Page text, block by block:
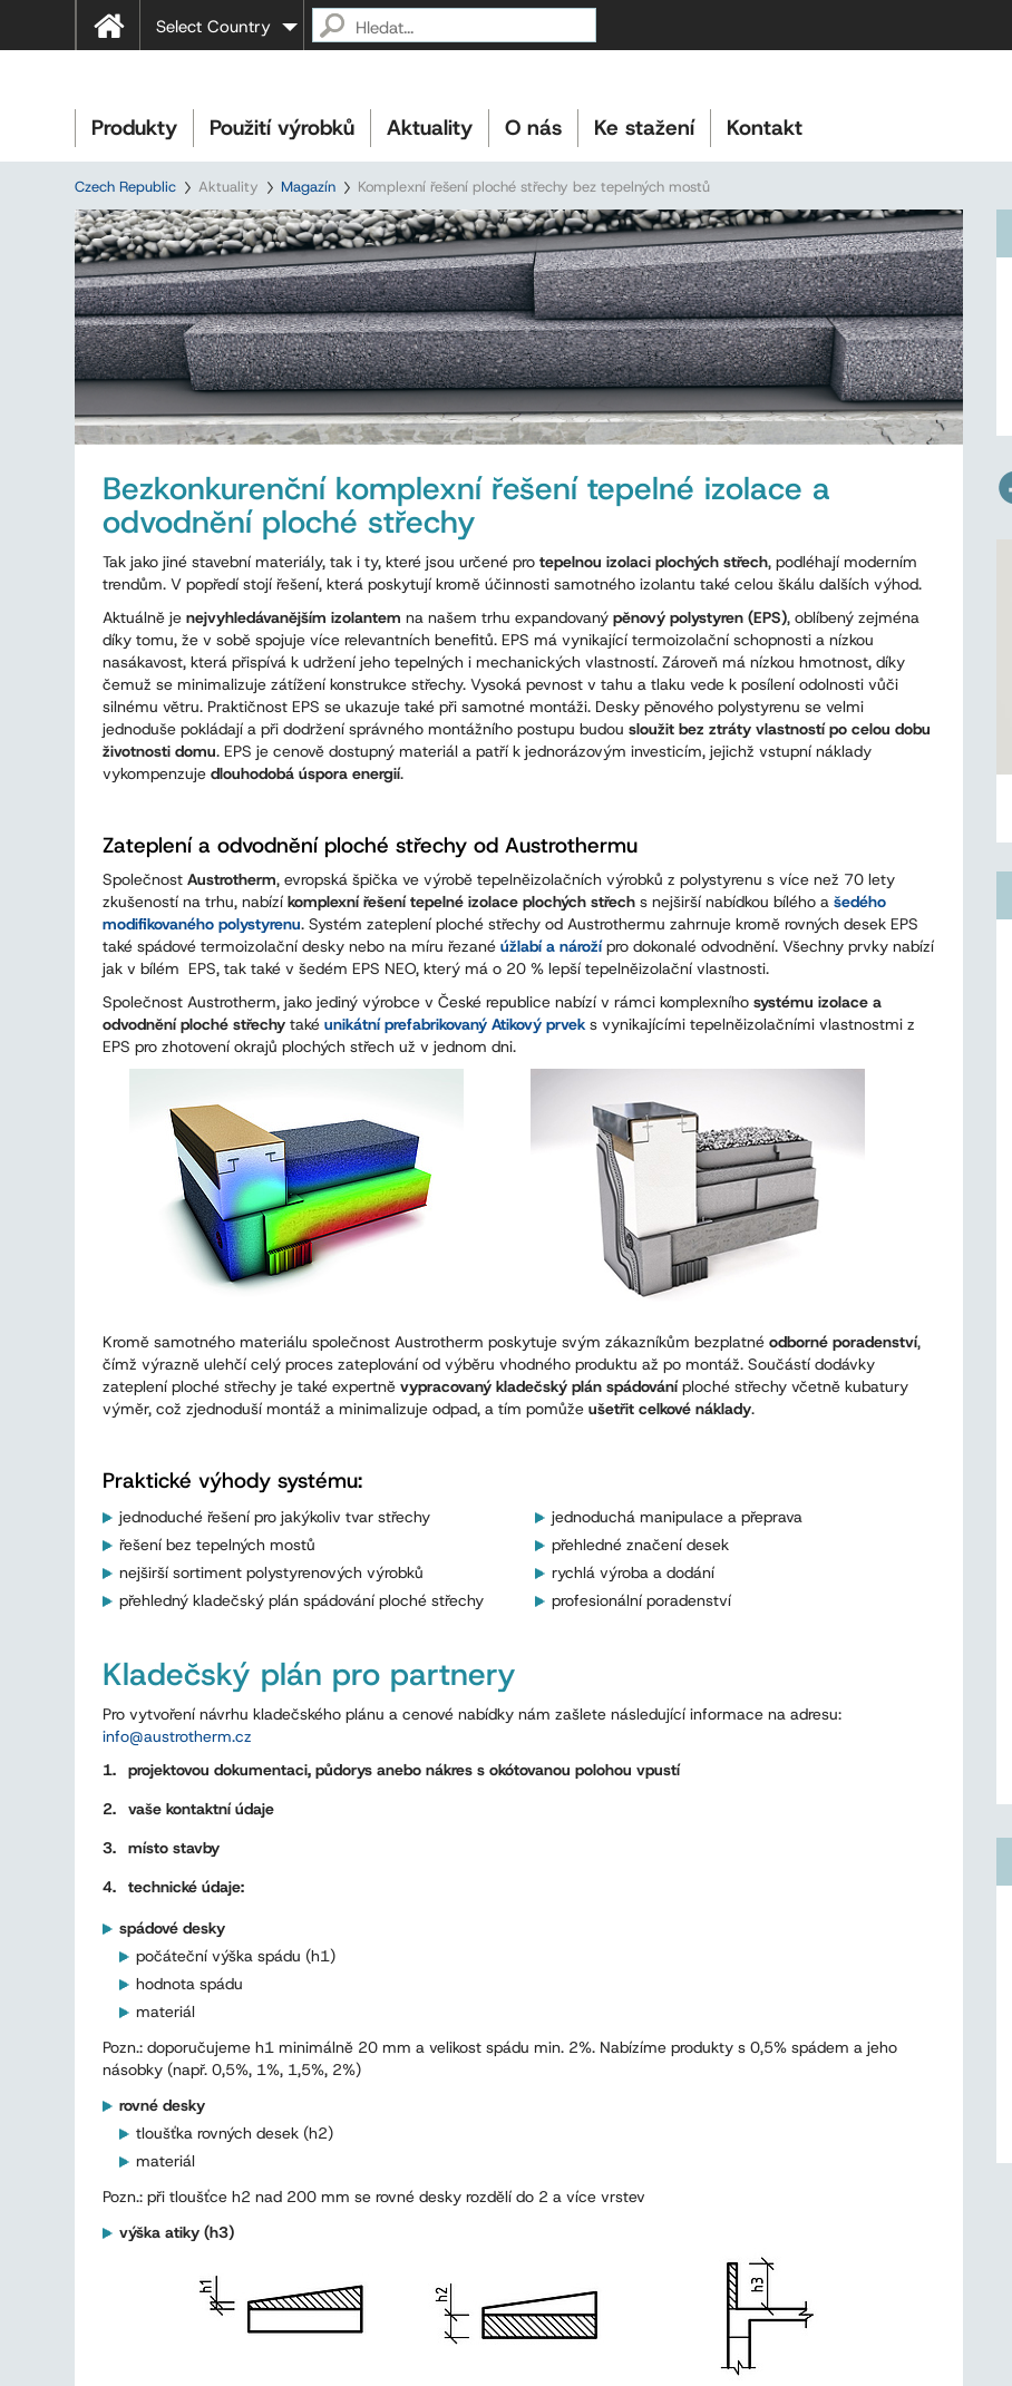
Select Country
Produkty Použití výrobků Aktuality O nás Ke stažení Kontakt
Czech Republic Aktuality Magazín Komplexní řešení ploché střechy bez tepelných mostů
Bezkonkurenční komplexní řešení tepelné izolace a
odvodnění ploché střechy
Tak jako jiné stavební materiály, tak i ty, které jsou určené pro tepelnou izolaci plochých střech, podléhají moderním
trendům. V popředí stojí řešení, která poskytují kromě účinnosti samotného izolantu také celou škálu dalších výhod.
Aktuálně je nejvyhledávanějším izolantem na našem trhu expandovaný pěnový polystyren (EPS), oblíbený zejména
díky tomu, že v sobě spojuje více relevantních benefitů. EPS má vynikající termoizolační schopnosti a nízkou
nasákavost, která přispívá k udržení jeho tepelných i mechanických vlastností. Zároveň má nízkou hmotnost, díky
čemuž se minimalizuje zátížení konstrukce střechy. Vysoká pevnost v tahu a tlaku vede k posílení odolnosti vůči
silnému větru. Praktičnost EPS se ukazuje také při samotné montáži. Desky pěnového polystyrenu se velmi
jednoduše pokládají a při dodržení správného montážního postupu budou sloužit bez ztráty vlastností po celou dobu
životnosti domu. EPS je cenově dostupný materiál a patří k jednorázovým investicím, jejichž vstupní náklady
vykompenzuje dlouhodobá úspora energií.
Zateplení a odvodnění ploché střechy od Austrothermu
Společnost Austrotherm, evropská špička ve výrobě tepelněizolačních výrobků z polystyrenu s více než 70 lety
zkušeností na trhu, nabízí komplexní řešení tepelné izolace plochých střech s nejširší nabídkou bílého a šedého
modifikovaného polystyrenu. Systém zateplení ploché střechy od Austrothermu zahrnuje kromě rovných desek EPS
také spádové termoizolační desky nebo na míru řezané úžlabí a nárožípro dokonalé odvodnění. Všechny prvky nabízí
jak v bílém EPS, tak také v šedém EPS NEO, který má o 20 % lepší tepelněizolační vlastnosti.
Společnost Austrotherm, jako jediný výrobce v České republice nabízí v rámci komplexního systému izolace a
odvodnění ploché střechy také unikátní prefabrikovaný Atikový prveks vynikajícími tepelněizolačními vlastnostmi z
EPS pro zhotovení okrajů plochých střech už v jednom dni.
Kromě samotného materiálu společnost Austrotherm poskytuje svým zákazníkům bezplatné odborné poradenství,
čímž výrazně ulehčí celý proces zateplování od výběru vhodného produktu až po montáž. Součástí dodávky
zateplení ploché střechy je také expertně vypracovaný kladečský plán spádováníploché střechy včetně kubatury
výměr, což zjednoduší montáž a minimalizuje odpad, a tím pomůže ušetřit celkové náklady.
Praktické výhody systému:
jednoduché řešení pro jakýkoliv tvar střechy
řešení bez tepelných mostů
nejširší sortiment polystyrenových výrobků
přehledný kladečský plán spádování ploché střechy
jednoduchá manipulace a přeprava
přehledné značení desek
rychlá výroba a dodání
profesionální poradenství
Kladečský plán pro partnery
Pro vytvoření návrhu kladečského plánu a cenové nabídky nám zašlete následující informace na adresu:
info@austrotherm.cz
projektovou dokumentaci, půdorys anebo nákres s okótovanou polohou vpustí
vaše kontaktní údaje
místo stavby
technické údaje:
spádové desky
počáteční výška spádu (h1)
hodnota spádu
materiál
Pozn.: doporučujeme h1 minimálně 20 mm a velikost spádu min. 2%. Nabízíme produkty s 0,5% spádem a jeho
násobky (např. 0,5%, 1%, 1,5%, 2%)
rovné desky
tloušťka rovných desek (h2)
materiál
Pozn.: při tloušťce h2 nad 200 mm se rovné desky rozdělí do 2 a více vrstev
výška atiky (h3)